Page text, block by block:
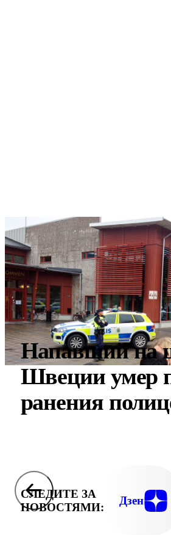
Напавший на
Швеции умер
ранения
СЛЕДИТЕ ЗА
НОВОСТЯМИ:
Дзен